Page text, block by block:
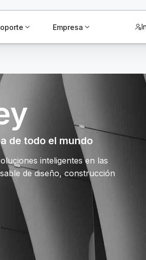
Empresa
de todo el mundo
inteligentes en las
de diseño, construcción